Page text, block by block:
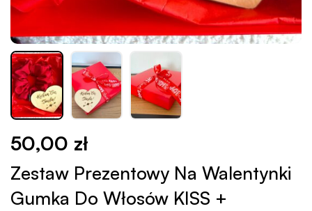
50,00 zł
Zestaw Prezentowy Na Walentynki
Gumka Do Włosów KISS +